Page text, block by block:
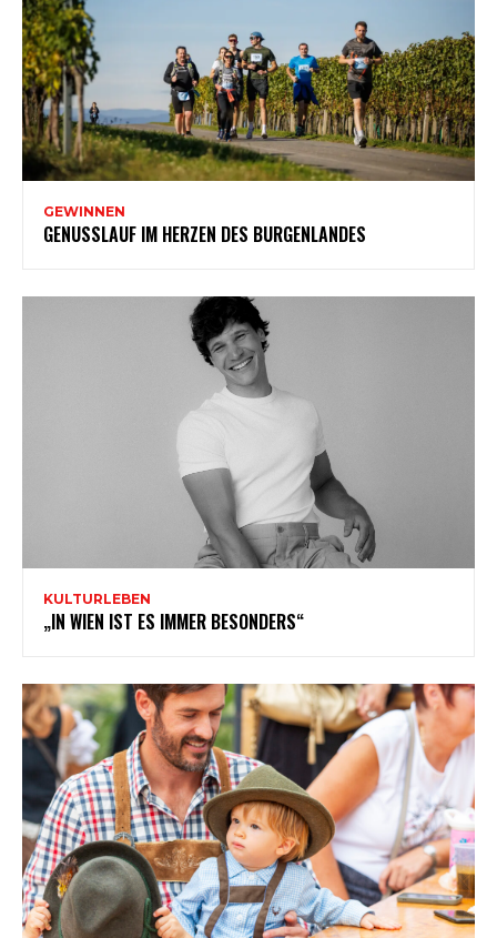
GEWINNEN
GENUSSLAUF IM HERZEN DES BURGENLANDES
KULTURLEBEN
„IN WIEN IST ES IMMER BESONDERS“